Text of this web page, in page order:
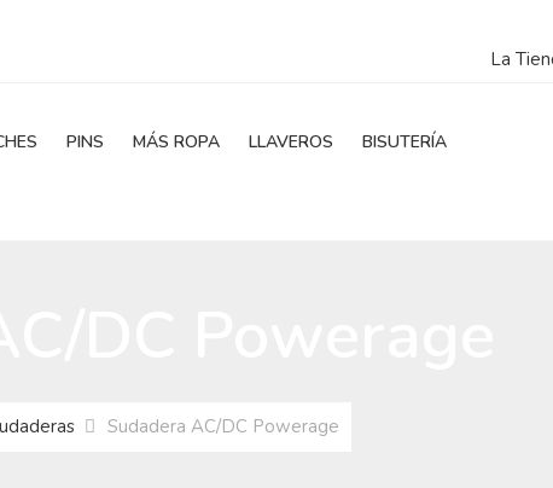
La
PINS MÁS ROPA LLAVEROS
BISUTERÍA
Sudadera AC/DC Powerage